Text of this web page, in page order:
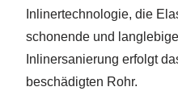
Inlinertechnologie, die
schonende und
Inlinersanierung erfolgt
beschädigten Rohr.